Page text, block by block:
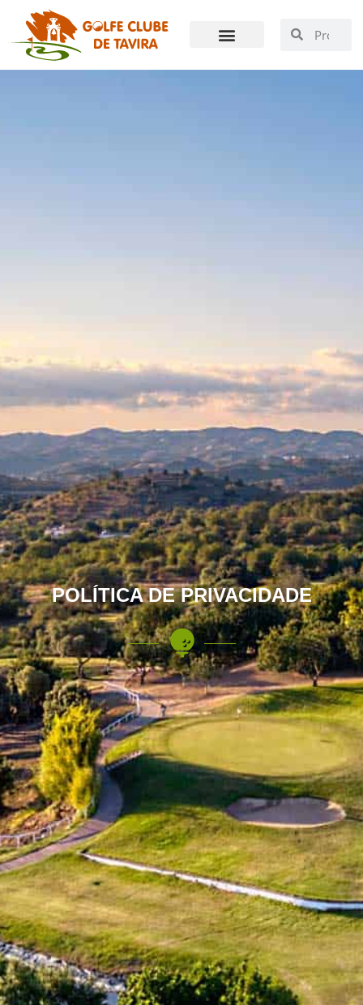
POLÍTICA DE PRIVACIDADE